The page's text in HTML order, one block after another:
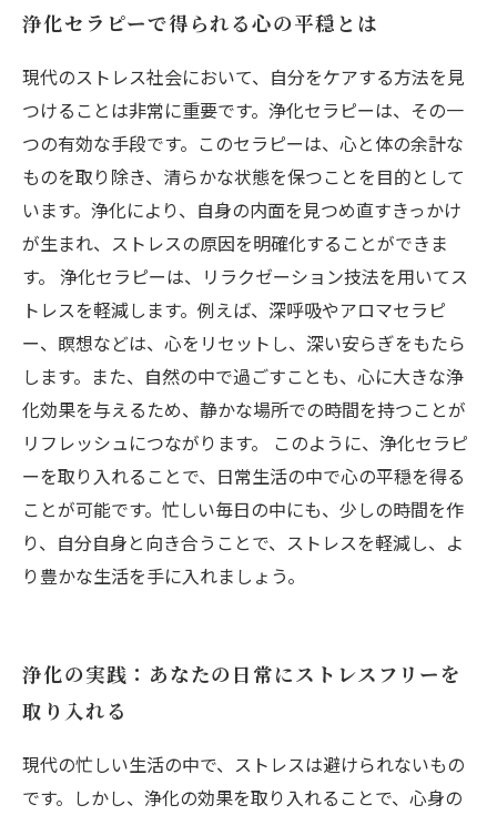
浄化セラピーで得られる心の平穏とは
現代のストレス社会において、自分をケアする方法を見
つけることは非常に重要です。浄化セラピーは、その一
つの有効な手段です。このセラピーは、心と体の余計な
ものを取り除き、清らかな状態を保つことを目的として
います。浄化により、自身の内面を見つめ直すきっかけ
が生まれ、ストレスの原因を明確化することができま
す。 浄化セラピーは、リラクゼーション技法を用いてス
トレスを軽減します。例えば、深呼吸やアロマセラピ
ー、瞑想などは、心をリセットし、深い安らぎをもたら
します。また、自然の中で過ごすことも、心に大きな浄
化効果を与えるため、静かな場所での時間を持つことが
リフレッシュにつながります。 このように、浄化セラピ
ーを取り入れることで、日常生活の中で心の平穏を得る
ことが可能です。忙しい毎日の中にも、少しの時間を作
り、自分自身と向き合うことで、ストレスを軽減し、よ
り豊かな生活を手に入れましょう。
浄化の実践：あなたの日常にストレスフリーを
取り入れる
現代の忙しい生活の中で、ストレスは避けられないもの
です。しかし、浄化の効果を取り入れることで、心身の